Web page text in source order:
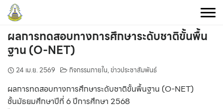
Skip
content
ผลการทดสอบทางการศึกษาระดับชาติขั้นพื้น
ฐาน (O-NET)
24 เม.ย. 2569 กิจกรรมภายใน,ข่าวประชาสัมพันธ์
ผลการทดสอบทางการศึกษาระดับชาติขั้นพื้นฐาน (O-NET)
ชั้นมัธยมศึกษาปีที่ 6 ปีการศึกษา 2568